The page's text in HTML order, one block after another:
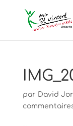
par David